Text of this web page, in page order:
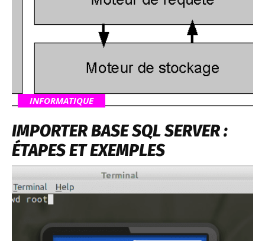
INFORMATIQUE
IMPORTER BASE SQL SERVER :
ÉTAPES ET EXEMPLES